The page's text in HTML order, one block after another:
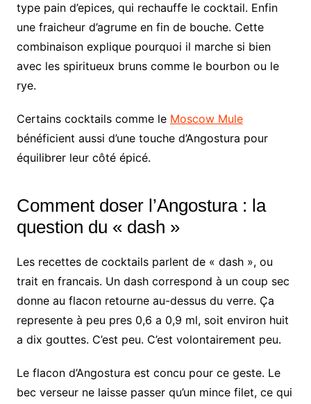
type pain d’epices, qui rechauffe le cocktail. Enfin
une fraicheur d’agrume en fin de bouche. Cette
combinaison explique pourquoi il marche si bien
avec les spiritueux bruns comme le bourbon ou le
rye.
Certains cocktails comme le Moscow Mule
bénéficient aussi d’une touche d’Angostura pour
équilibrer leur côté épicé.
Comment doser l’Angostura : la
question du « dash »
Les recettes de cocktails parlent de « dash », ou
trait en francais. Un dash correspond à un coup sec
donne au flacon retourne au-dessus du verre. Ça
represente à peu pres 0,6 a 0,9 ml, soit environ huit
a dix gouttes. C’est peu. C’est volontairement peu.
Le flacon d’Angostura est concu pour ce geste. Le
bec verseur ne laisse passer qu’un mince filet, ce qui